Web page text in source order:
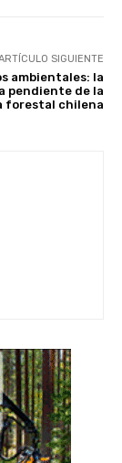
SIGUIENTE
ambientales: la
pendiente de la
forestal chilena